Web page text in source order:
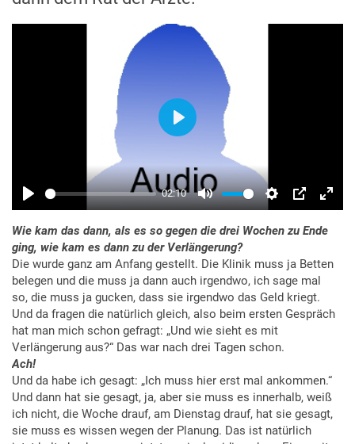
Wie kam das dann, als es so gegen die drei Wochen zu Ende
ging, wie kam es dann zu der Verlängerung?
Die wurde ganz am Anfang gestellt. Die Klinik muss ja Betten
belegen und die muss ja dann auch irgendwo, ich sage mal
so, die muss ja gucken, dass sie irgendwo das Geld kriegt.
Und da fragen die natürlich gleich, also beim ersten Gespräch
hat man mich schon gefragt: „Und wie sieht es mit
Verlängerung aus?“ Das war nach drei Tagen schon.
Ach!
Und da habe ich gesagt: „Ich muss hier erst mal ankommen.“
Und dann hat sie gesagt, ja, aber sie muss es innerhalb, weiß
ich nicht, die Woche drauf, am Dienstag drauf, hat sie gesagt,
sie muss es wissen wegen der Planung. Das ist natürlich